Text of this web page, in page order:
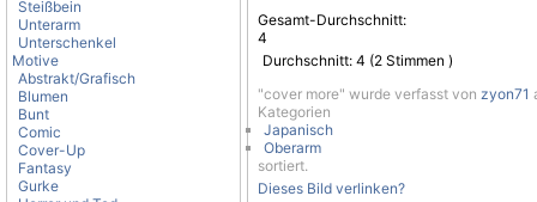
Steißbein
Unterarm
Unterschenkel
Motive
Abstrakt/Grafisch
Blumen
Bunt
Comic
Cover-Up
Fantasy
Gurke
Gesamt-Durchschnitt:
4
Durchschnitt: 4 (2 Stimmen )
"cover more" wurde verfasst von zyon71
Kategorien
Japanisch
Oberarm
sortiert.
Dieses Bild verlinken?